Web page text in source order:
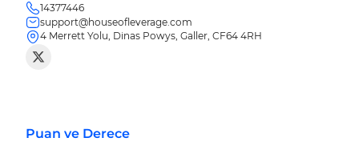
14377446
support@houseofleverage.com
4 Merrett Yolu, Dinas Powys, Galler, CF64 4RH
Puan ve Derece